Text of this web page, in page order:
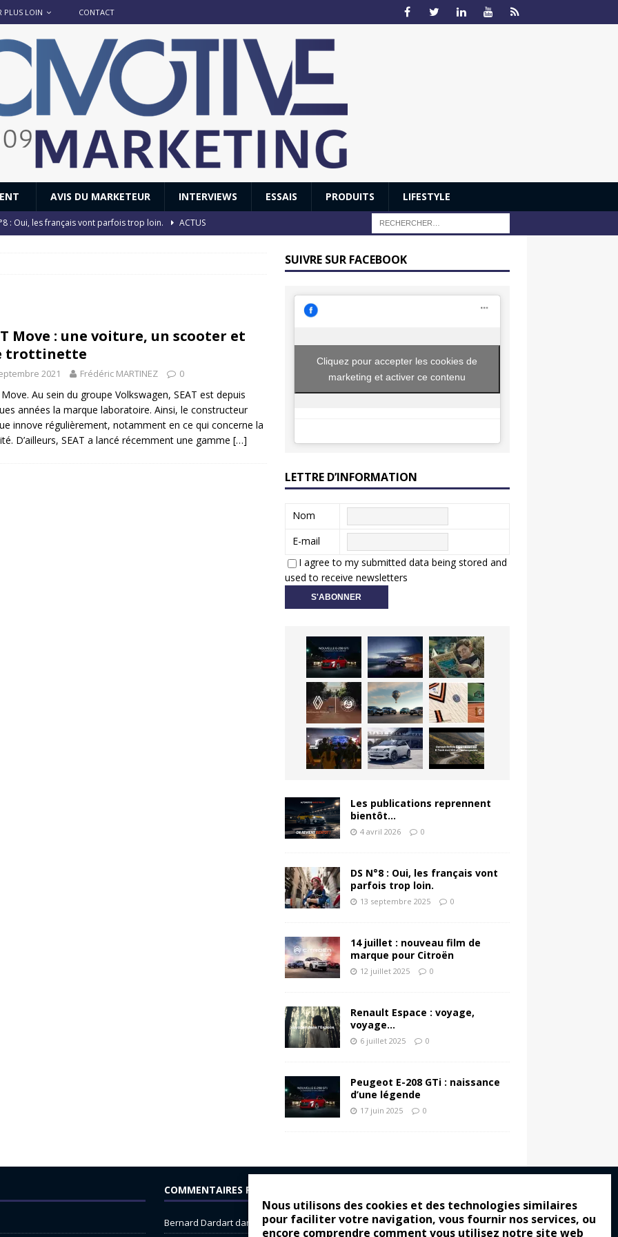
Nous utilisons des cookies et des technologies similaires
pour faciliter votre navigation, vous fournir nos services, ou
encore comprendre comment vous utilisez notre site web
PLUS LOIN CONTACT
AVIS DU MARKETEUR INTERVIEWS ESSAIS PRODUITS LIFESTYLE
: Oui, les français vont parfois trop loin.
ACTUS
reprennent bientôt… ACTUS
Move : une voiture, un scooter et
trottinette
2021 Frédéric MARTINEZ 0
Move. Au sein du groupe Volkswagen, SEAT est depuis
années la marque laboratoire. Ainsi, le constructeur
innove régulièrement, notamment en ce qui concerne la
D’ailleurs, SEAT a lancé récemment une gamme […]
SUIVRE SUR FACEBOOK
Cliquez pour accepter les cookies de
marketing et activer ce contenu
LETTRE D’INFORMATION
Nom
E-mail
I agree to my submitted data being stored and
used to receive newsletters
Les publications reprennent
bientôt…
4 avril 2026 0
DS N°8 : Oui, les français vont
parfois trop loin.
13 septembre 2025 0
14 juillet : nouveau film de
marque pour Citroën
12 juillet 2025 0
Renault Espace : voyage,
voyage…
6 juillet 2025 0
Peugeot E-208 GTi : naissance
d’une légende
17 juin 2025 0
COMMENTAIRES RÉCENTS
Bernard Dardartdans Dacia Sandero : pour les gens vrais